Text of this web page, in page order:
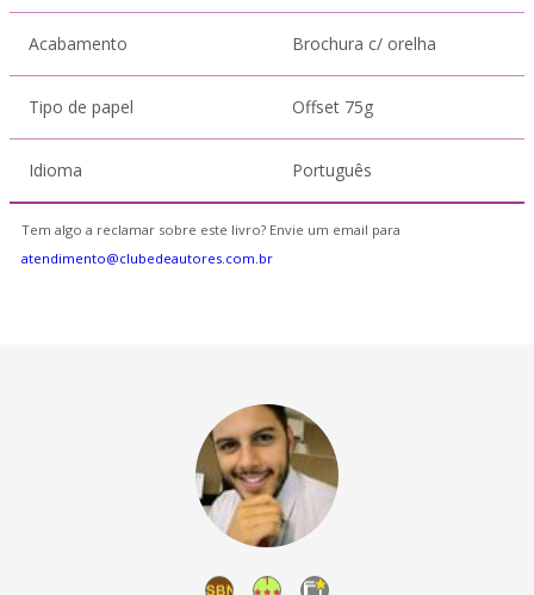
Acabamento Brochura c/ orelha
Tipo de papel Offset 75g
Idioma Português
Tem algo a reclamar sobre este livro? Envie um email para
atendimento@clubedeautores.com.br